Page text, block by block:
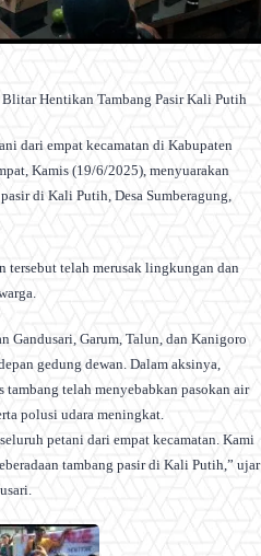
Hentikan Tambang Pasir Kali Putih
dari empat kecamatan di Kabupaten
Kamis (19/6/2025), menyuarakan
di Kali Putih, Desa Sumberagung,
tersebut telah merusak lingkungan dan
Gandusari, Garum, Talun, dan Kanigoro
gedung dewan. Dalam aksinya,
telah menyebabkan pasokan air
polusi udara meningkat.
petani dari empat kecamatan. Kami
tambang pasir di Kali Putih,” ujar